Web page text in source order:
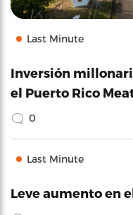
Last Minute
Inversión
el Puerto Rico
0
Last Minute
Leve aumento en